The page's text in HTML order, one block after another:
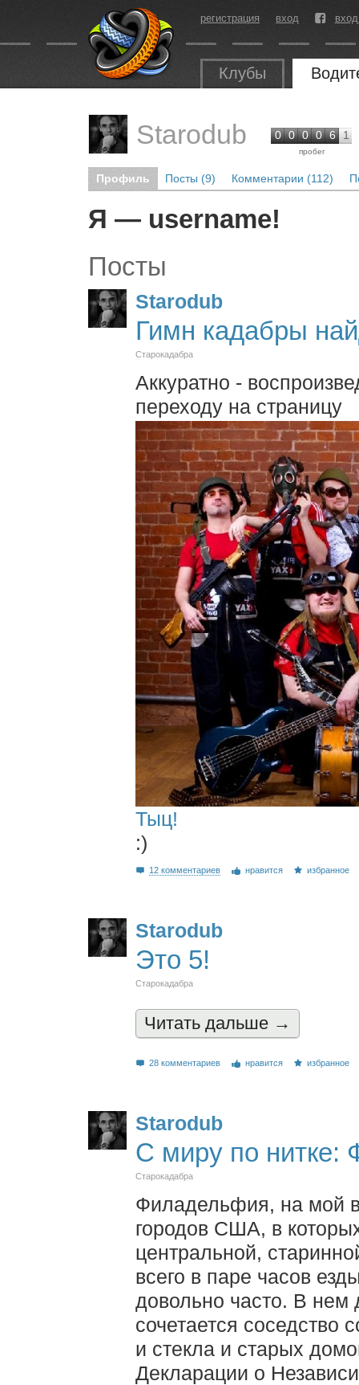
регистрация вход
Клубы
Starodub 0 0 0 0 6 1
пробег
Профиль Посты (9) Комментарии (112)
Я — username!
Посты
Starodub
Гимн кадабры
Старокадабра
Аккуратно -
переходу на страницу
Тыц!
:)
12 комментариев нравится избранное
Starodub
Это 5!
Старокадабра
Читать дальшe →
28 комментариев нравится избранное
Starodub
С миру по нитке:
Старокадабра
Филадельфия, на мой
городов США, в
центральной,
всего в паре часов
довольно часто. В нем
сочетается соседство
и стекла и старых
Декларации о